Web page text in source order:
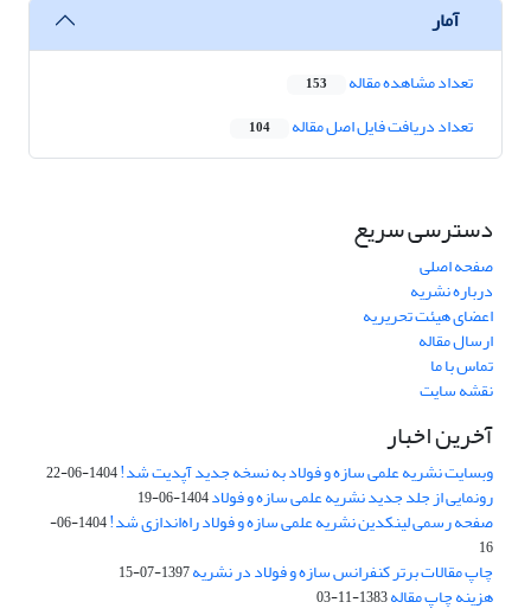
آمار
تعداد مشاهده مقاله 153
تعداد دریافت فایل اصل مقاله 104
دسترسی سریع
صفحه اصلی
درباره نشریه
اعضای هیئت تحریریه
ارسال مقاله
تماس با ما
نقشه سایت
آخرین اخبار
وبسایت نشریه علمی سازه و فولاد به نسخه جدید آپدیت شد!1404-06-22
رونمایی از جلد جدید نشریه علمی سازه و فولاد1404-06-19
صفحه رسمی لینکدین نشریه علمی سازه و فولاد راه‌اندازی شد!
1404-06-
16
چاپ مقالات برتر کنفرانس سازه و فولاد در نشریه1397-07-15
هزینه چاپ مقاله1383-11-03